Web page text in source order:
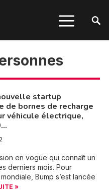
startup
de bornes de recharge
véhicule électrique,
en vogue qui connaît un
derniers mois. Pour
Bump s’est lancée
»